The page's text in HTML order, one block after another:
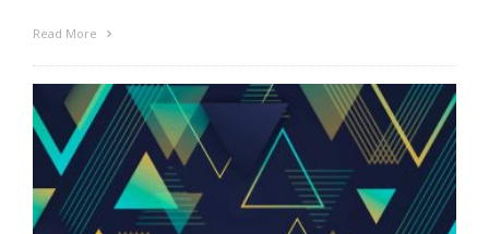
Read More